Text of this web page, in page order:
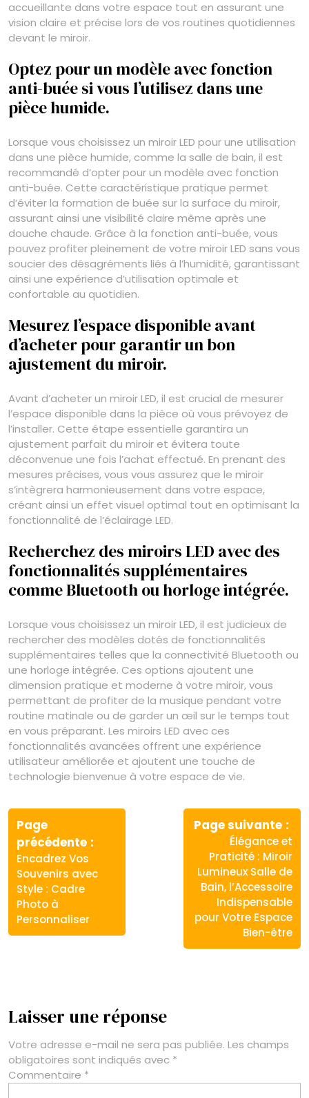
accueillante dans votre espace tout en assurant une
vision claire et précise lors de vos routines quotidiennes
devant le miroir.
Optez pour un modèle avec fonction
anti-buée si vous l’utilisez dans une
pièce humide.
Lorsque vous choisissez un miroir LED pour une utilisation
dans une pièce humide, comme la salle de bain, il est
recommandé d’opter pour un modèle avec fonction
anti-buée. Cette caractéristique pratique permet
d’éviter la formation de buée sur la surface du miroir,
assurant ainsi une visibilité claire même après une
douche chaude. Grâce à la fonction anti-buée, vous
pouvez profiter pleinement de votre miroir LED sans vous
soucier des désagréments liés à l’humidité, garantissant
ainsi une expérience d’utilisation optimale et
confortable au quotidien.
Mesurez l’espace disponible avant
d’acheter pour garantir un bon
ajustement du miroir.
Avant d’acheter un miroir LED, il est crucial de mesurer
l’espace disponible dans la pièce où vous prévoyez de
l’installer. Cette étape essentielle garantira un
ajustement parfait du miroir et évitera toute
déconvenue une fois l’achat effectué. En prenant des
mesures précises, vous vous assurez que le miroir
s’intègrera harmonieusement dans votre espace,
créant ainsi un effet visuel optimal tout en optimisant la
fonctionnalité de l’éclairage LED.
Recherchez des miroirs LED avec des
fonctionnalités supplémentaires
comme Bluetooth ou horloge intégrée.
Lorsque vous choisissez un miroir LED, il est judicieux de
rechercher des modèles dotés de fonctionnalités
supplémentaires telles que la connectivité Bluetooth ou
une horloge intégrée. Ces options ajoutent une
dimension pratique et moderne à votre miroir, vous
permettant de profiter de la musique pendant votre
routine matinale ou de garder un œil sur le temps tout
en vous préparant. Les miroirs LED avec ces
fonctionnalités avancées offrent une expérience
utilisateur améliorée et ajoutent une touche de
technologie bienvenue à votre espace de vie.
Navigation
de
l’article
Page
précédente
:
Encadrez Vos
Souvenirs avec
Style : Cadre
Photo à
Personnaliser
Page suivante
Article
suivant
:
Élégance et
Praticité : Miroir
Lumineux Salle de
Bain, l’Accessoire
Indispensable
pour Votre Espace
Bien-être
Laisser une réponse
Votre adresse e-mail ne sera pas publiée. Les champs
obligatoires sont indiqués avec *
Commentaire *